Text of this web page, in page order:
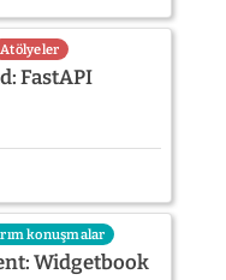
Atölyeler
FastAPI
konuşmalar
Widgetbook